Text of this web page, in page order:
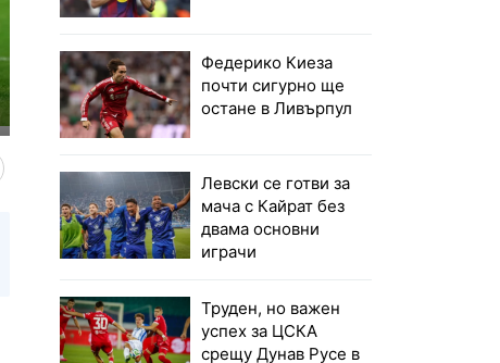
Федерико Киеза
почти сигурно ще
остане в Ливърпул
Левски се готви за
мача с Кайрат без
двама основни
играчи
Труден, но важен
успех за ЦСКА
срещу Дунав Русе в